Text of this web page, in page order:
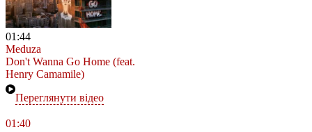
01:44
Meduza
Don't Wanna Go Home (feat.
Henry Camamile)
Переглянути відео
01:40